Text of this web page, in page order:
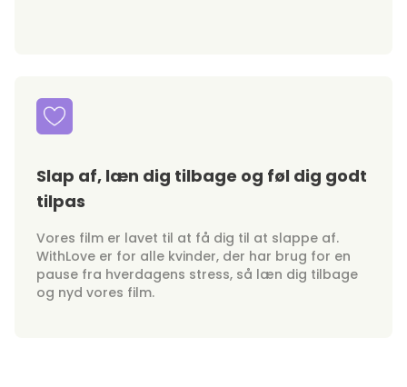
Slap af, læn dig tilbage og føl dig godt
tilpas
Vores film er lavet til at få dig til at slappe af.
WithLove er for alle kvinder, der har brug for en
pause fra hverdagens stress, så læn dig tilbage
og nyd vores film.